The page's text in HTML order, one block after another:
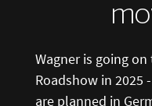
Wagner is going
Roadshow in 2025
are planned in